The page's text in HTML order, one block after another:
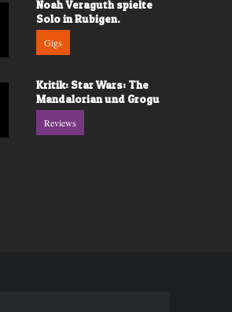
Noah Veraguth spielte
Solo in Rubigen.
Gigs
Kritik: Star Wars: The
Mandalorian und Grogu
Reviews